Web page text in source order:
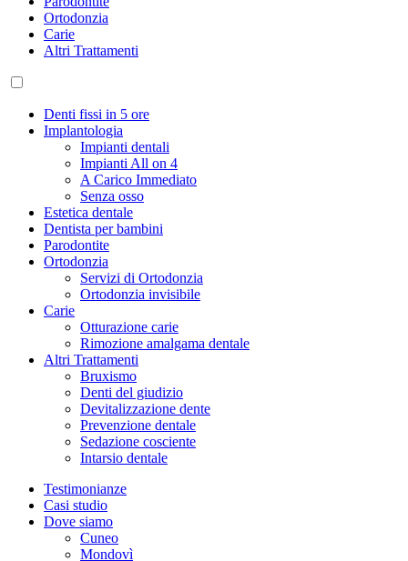
Ortodonzia
Carie
Altri Trattamenti
Denti fissi in 5 ore
Implantologia
Impianti dentali
Impianti All on 4
A Carico Immediato
Senza osso
Estetica dentale
Dentista per bambini
Parodontite
Ortodonzia
Servizi di Ortodonzia
Ortodonzia invisibile
Carie
Otturazione carie
Rimozione amalgama dentale
Altri Trattamenti
Bruxismo
Denti del giudizio
Devitalizzazione dente
Prevenzione dentale
Sedazione cosciente
Intarsio dentale
Testimonianze
Casi studio
Dove siamo
Cuneo
Mondovì